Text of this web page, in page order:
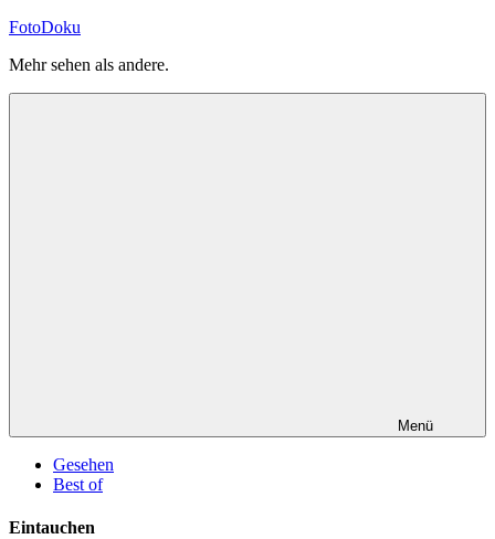
Zum
springen
FotoDoku
Mehr sehen als andere.
Menü
Gesehen
Best of
Eintauchen